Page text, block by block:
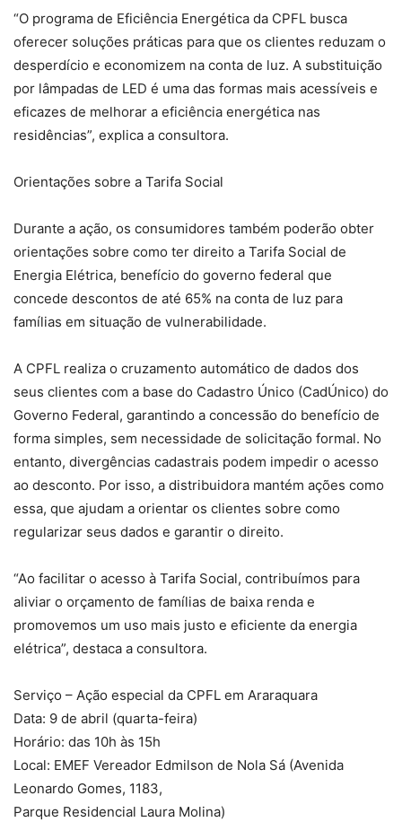
“O programa de Eficiência Energética da CPFL busca
oferecer soluções práticas para que os clientes reduzam o
desperdício e economizem na conta de luz. A substituição
por lâmpadas de LED é uma das formas mais acessíveis e
eficazes de melhorar a eficiência energética nas
residências”, explica a consultora.
Orientações sobre a Tarifa Social
Durante a ação, os consumidores também poderão obter
orientações sobre como ter direito a Tarifa Social de
Energia Elétrica, benefício do governo federal que
concede descontos de até 65% na conta de luz para
famílias em situação de vulnerabilidade.
A CPFL realiza o cruzamento automático de dados dos
seus clientes com a base do Cadastro Único (CadÚnico) do
Governo Federal, garantindo a concessão do benefício de
forma simples, sem necessidade de solicitação formal. No
entanto, divergências cadastrais podem impedir o acesso
ao desconto. Por isso, a distribuidora mantém ações como
essa, que ajudam a orientar os clientes sobre como
regularizar seus dados e garantir o direito.
“Ao facilitar o acesso à Tarifa Social, contribuímos para
aliviar o orçamento de famílias de baixa renda e
promovemos um uso mais justo e eficiente da energia
elétrica”, destaca a consultora.
Serviço – Ação especial da CPFL em Araraquara
Data: 9 de abril (quarta-feira)
Horário: das 10h às 15h
Local: EMEF Vereador Edmilson de Nola Sá (Avenida
Leonardo Gomes, 1183,
Parque Residencial Laura Molina)